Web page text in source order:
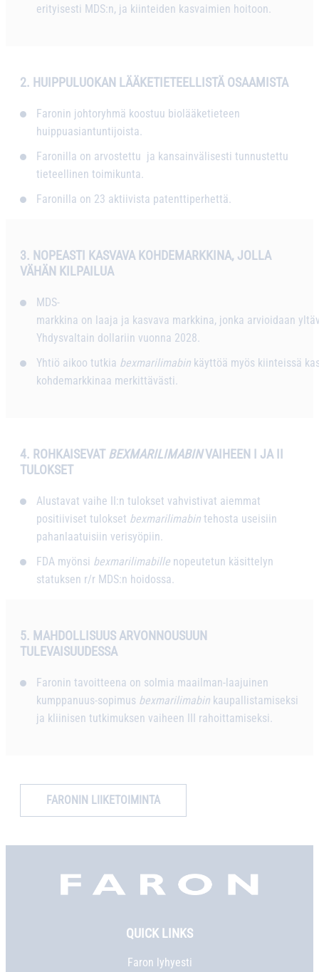
erityisesti MDS:n, ja kiinteiden kasvaimien hoitoon.
2. HUIPPULUOKAN LÄÄKETIETEELLISTÄ OSAAMISTA
Faronin johtoryhmä koostuu biolääketieteen
huippuasiantuntijoista.
Faronilla on arvostettu ja kansainvälisesti tunnustettu
tieteellinen toimikunta.
Faronilla on 23 aktiivista patenttiperhettä.
3. NOPEASTI KASVAVA KOHDEMARKKINA, JOLLA
VÄHÄN KILPAILUA
MDS-
markkina on laaja ja kasvava markkina, jonka arvioidaan
Yhdysvaltain dollariin vuonna 2028.
Yhtiö aikoo tutkia bexmarilimabinkäyttöä myös kiinteissä
kohdemarkkinaa merkittävästi.
4. ROHKAISEVAT BEXMARILIMABINVAIHEEN I JA II
TULOKSET
Alustavat vaihe II:n tulokset vahvistivat aiemmat
positiiviset tulokset bexmarilimabin tehosta useisiin
pahanlaatuisiin verisyöpiin.
FDA myönsi bexmarilimabille nopeutetun käsittelyn
statuksen r/r MDS:n hoidossa.
5. MAHDOLLISUUS ARVONNOUSUUN
TULEVAISUUDESSA
Faronin tavoitteena on solmia maailman-laajuinen
kumppanuus-sopimus bexmarilimabinkaupallistamiseksi
ja kliinisen tutkimuksen vaiheen III rahoittamiseksi.
FARONIN LIIKETOIMINTA
Faron,
QUICK LINKS
Faron lyhyesti